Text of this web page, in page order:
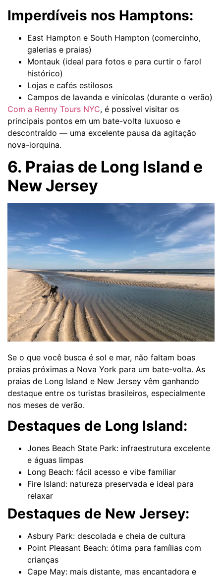
Imperdíveis nos Hamptons:
East Hampton e South Hampton (comercinho,
galerias e praias)
Montauk (ideal para fotos e para curtir o farol
histórico)
Lojas e cafés estilosos
Campos de lavanda e vinícolas (durante o verão)
Com a Renny Tours NYC, é possível visitar os
principais pontos em um bate-volta luxuoso e
descontraído — uma excelente pausa da agitação
nova-iorquina.
6. Praias de Long Island e
New Jersey
Se o que você busca é sol e mar, não faltam boas
praias próximas a Nova York para um bate-volta. As
praias de Long Island e New Jersey vêm ganhando
destaque entre os turistas brasileiros, especialmente
nos meses de verão.
Destaques de Long Island:
Jones Beach State Park: infraestrutura excelente
e águas limpas
Long Beach: fácil acesso e vibe familiar
Fire Island: natureza preservada e ideal para
relaxar
Destaques de New Jersey:
Asbury Park: descolada e cheia de cultura
Point Pleasant Beach: ótima para famílias com
crianças
Cape May: mais distante, mas encantadora e